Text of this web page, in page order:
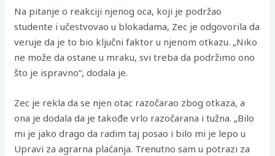
Na pitanje o reakciji njenog oca, koji je podržao
studente i učestvovao u blokadama, Zec je odgovorila da
veruje da je to bio ključni faktor u njenom otkazu. „Niko
ne može da ostane u mraku, svi treba da podržimo ono
što je ispravno“, dodala je.
Zec je rekla da se njen otac razočarao zbog otkaza, a
ona je dodala da je takođe vrlo razočarana i tužna. „Bilo
mi je jako drago da radim taj posao i bilo mi je lepo u
Upravi za agrarna plaćanja. Trenutno sam u potrazi za